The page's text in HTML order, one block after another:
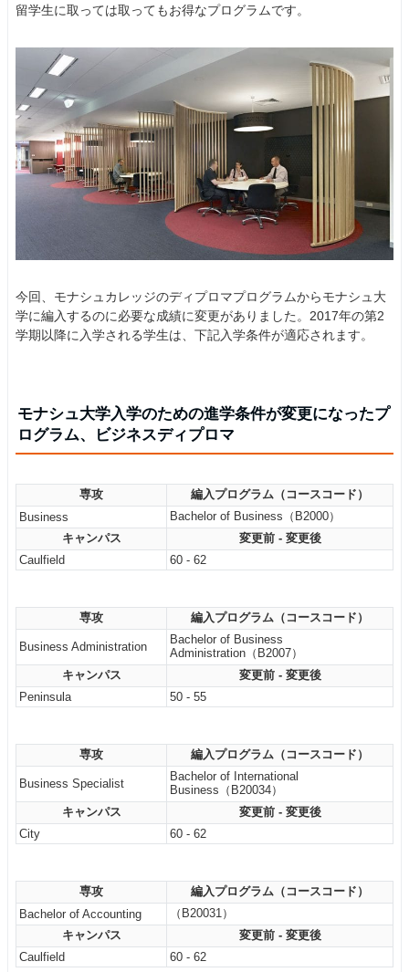
留学生に取っては取ってもお得なプログラムです。
今回、モナシュカレッジのディプロマプログラムからモナシュ大
学に編入するのに必要な成績に変更がありました。2017年の第2
学期以降に入学される学生は、下記入学条件が適応されます。
モナシュ大学入学のための進学条件が変更になったプ
ログラム、ビジネスディプロマ
専攻
編入プログラム（コースコード）
Business
Bachelor of Business（B2000）
キャンパス
変更前 - 変更後
Caulfield
60 - 62
専攻 編入プログラム（コースコード）
Business Administration
Bachelor of Business
Administration（B2007）
キャンパス
変更前 - 変更後
Peninsula
50 - 55
専攻 編入プログラム（コースコード）
Business Specialist
Bachelor of International
Business（B20034）
キャンパス
変更前 - 変更後
City
60 - 62
専攻
編入プログラム（コースコード）
Bachelor of Accounting
（B20031）
キャンパス
変更前 - 変更後
Caulfield
60 - 62